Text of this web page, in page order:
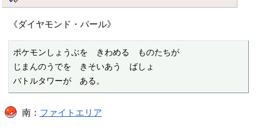
《ダイヤモンド・パール》
ポケモンしょうぶを　きわめる　ものたちが
じまんのうでを　きそいあう　ばしょ
バトルタワーが　ある。
南： ファイトエリア